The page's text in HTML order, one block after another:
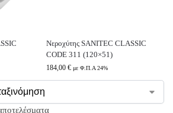
Νεροχύτης SANITEC CLASSIC
CODE 311 (120×51)
184,00 € με Φ.Π.Α 24%